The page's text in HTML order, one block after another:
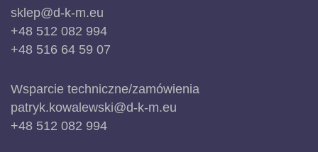
sklep@d-k-m.eu
+48 512 082 994
+48 516 64 59 07
Wsparcie techniczne/zamówienia
patryk.kowalewski@d-k-m.eu
+48 512 082 994